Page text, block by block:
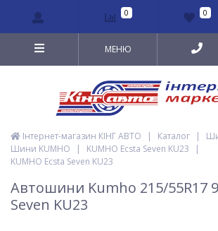
0 0
МЕНЮ
Інтернет-магазин КІНГ АВТО | Каталог |
Шини KUMHO
| KUMHO Ecsta Seven KU23
|
KUMHO Ecsta Seven KU23
Автошини Kumho 215/55R17
Seven KU23